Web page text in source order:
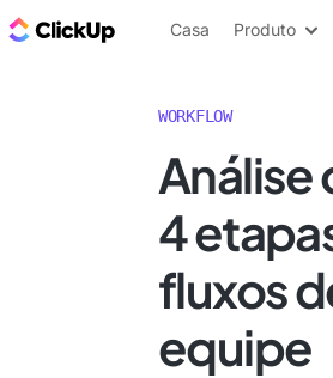
ClickUp Blogue
Casa Produto
WORKFLOW
Análise
4
fluxos
equipe